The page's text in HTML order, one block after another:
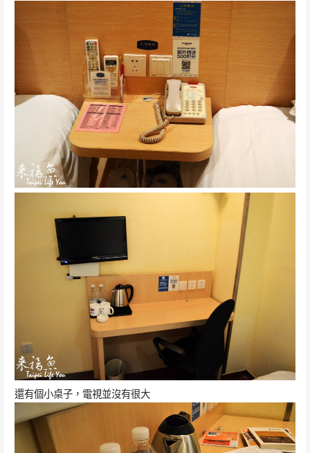
還有個小桌子，電視並沒有很大